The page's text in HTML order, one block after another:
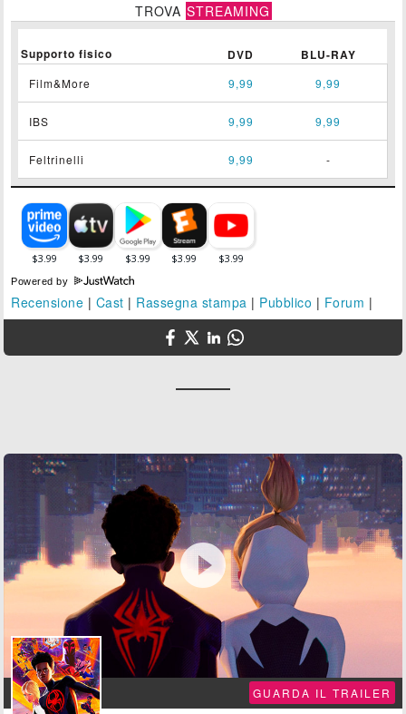
TROVA STREAMING
Supporto fisico DVD BLU-RAY
Film&More 9,99 9,99
IBS 9,99 9,99
Feltrinelli 9,99 -
Powered by
Recensione | Cast | Rassegna stampa | Pubblico | Forum |

GUARDA IL TRAILER